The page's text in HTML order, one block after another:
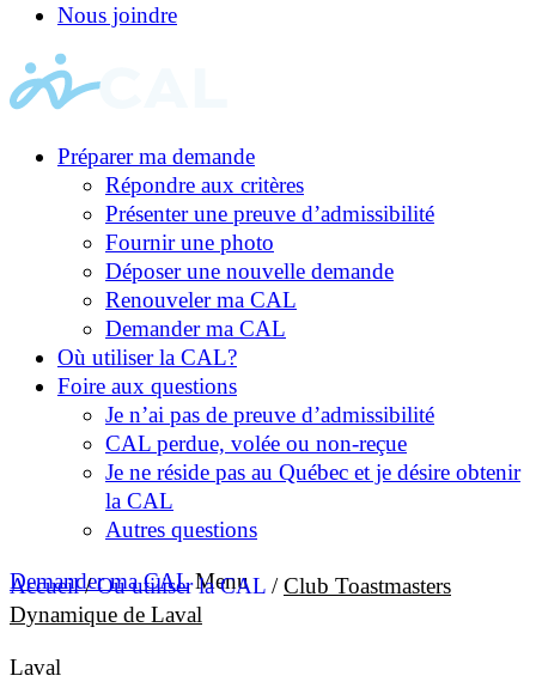
Nous joindre
Préparer ma demande
Répondre aux critères
Présenter une preuve d’admissibilité
Fournir une photo
Déposer une nouvelle demande
Renouveler ma CAL
Demander ma CAL
Où utiliser la CAL?
Foire aux questions
Je n’ai pas de preuve d’admissibilité
CAL perdue, volée ou non-reçue
Je ne réside pas au Québec et je désire obtenir
la CAL
Autres questions
Demander ma CAL Menu
Accueil/Où utiliser la CAL /Club Toastmasters
Dynamique de Laval
Laval